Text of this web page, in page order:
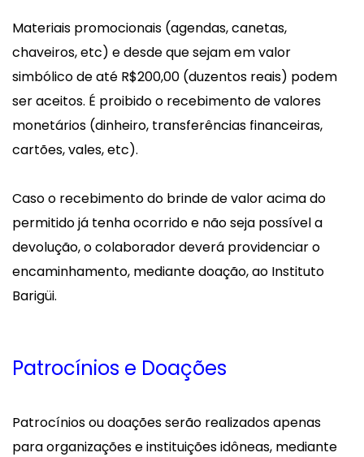
Materiais promocionais (agendas, canetas,
chaveiros, etc) e desde que sejam em valor
simbólico de até R$200,00 (duzentos reais) podem
ser aceitos. É proibido o recebimento de valores
monetários (dinheiro, transferências financeiras,
cartões, vales, etc).
Caso o recebimento do brinde de valor acima do
permitido já tenha ocorrido e não seja possível a
devolução, o colaborador deverá providenciar o
encaminhamento, mediante doação, ao Instituto
Barigüi.
Patrocínios e Doações
Patrocínios ou doações serão realizados apenas
para organizações e instituições idôneas, mediante